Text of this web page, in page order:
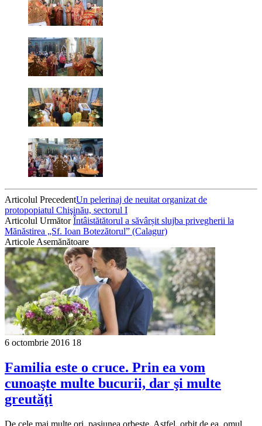
Articolul PrecedentUn pelerinaj de neuitat organizat de
protopopiatul Chişinău, sectorul I
Articolul UrmătorÎntâistătătorul a săvârșit slujba privegherii la
Mănăstirea „Sf. Ioan Botezătorul” (Calagur)
Articole Asemănătoare
6 octombrie 2016 18
Familia este o cruce. Prin ea vom
cunoaşte multe bucurii, dar şi multe
greutăţi
De cele mai multe ori, pasiunea orbeşte. Astfel, orbit de ea, omul